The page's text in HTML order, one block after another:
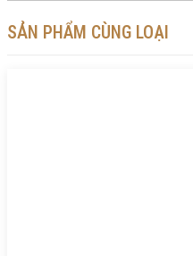
SẢN PHẨM CÙNG LOẠI